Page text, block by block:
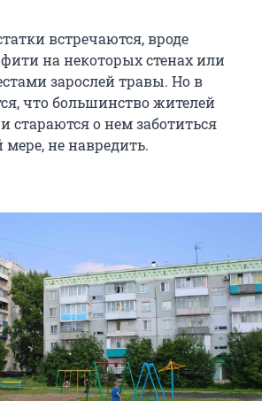
встречаются, вроде
на некоторых стенах или
зарослей травы. Но в
что большинство жителей
стараются о нем заботиться
не навредить.